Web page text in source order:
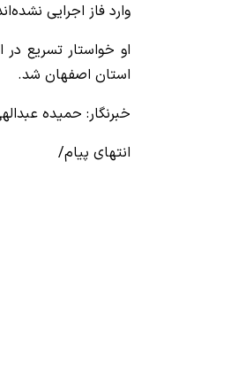
وارد فاز اجرایی
او خواستار تسریع در
استان اصفهان شد.
خبرنگار: حمیده
انتهای پیام/